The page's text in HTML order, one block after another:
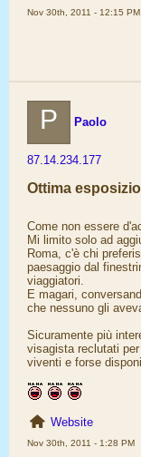
Nov 30th, 2011 - 12:15 PM
P Paolo
87.14.234.177
Ottima
Come non essere
Mi limito solo ad
Roma, c'è chi
paesaggio dal
viaggiatori.
E magari,
che nessuno gli
Sicuramente più
visagista reclutati
viventi e forse
Website
Nov 30th, 2011 - 1:28 PM